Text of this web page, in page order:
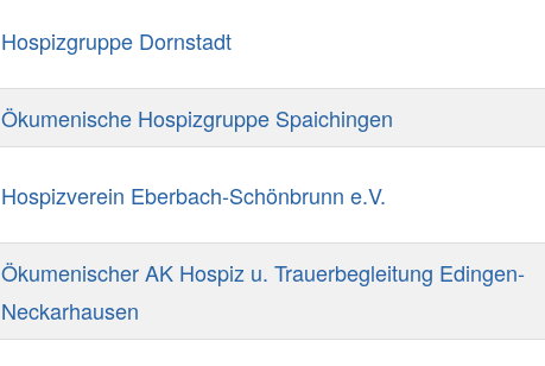
Hospizgruppe Dornstadt
Ökumenische Hospizgruppe Spaichingen
Hospizverein Eberbach-Schönbrunn e.V.
Ökumenischer AK Hospiz u. Trauerbegleitung Edingen-
Neckarhausen